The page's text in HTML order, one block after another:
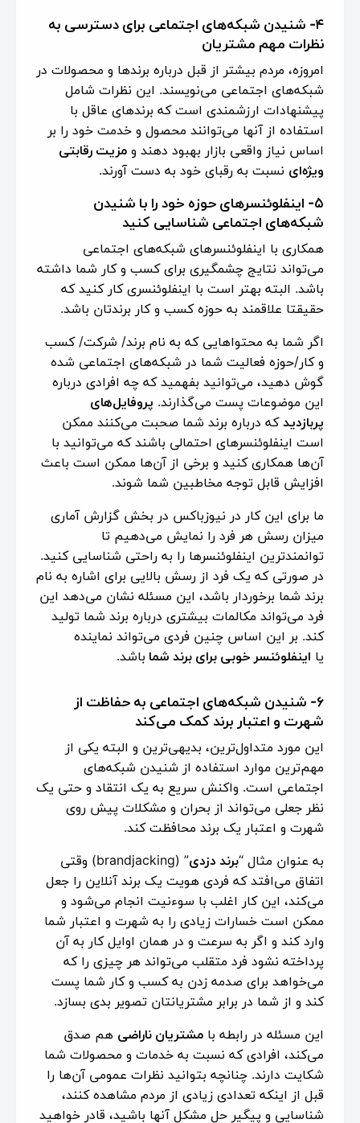
۴- شنیدن شبکه‌های اجتماعی برای دسترسی به
نظرات مهم مشتریان
امروزه، مردم بیشتر از قبل درباره برندها و محصولات در
شبکه‌های اجتماعی می‌نویسند. این نظرات شامل
پیشنهادات ارزشمندی است که برندهای عاقل با
استفاده از آنها می‌توانند محصول و خدمت خود را بر
اساس نیاز واقعی بازار بهبود دهند و مزیت رقابتی
ویژه‌ای نسبت به رقبای خود به دست آورند.
۵- اینفلوئنسرهای حوزه خود را با شنیدن
شبکه‌های اجتماعی شناسایی کنید
همکاری با اینفلوئنسرهای شبکه‌های اجتماعی
می‌تواند نتایج چشمگیری برای کسب و کار شما داشته
باشد. البته بهتر است با اینفلوئنسری کار کنید که
حقیقتا علاقمند به حوزه کسب و کار برندتان باشد.
اگر شما به محتواهایی که به نام برند/ شرکت/ کسب
و کار/حوزه فعالیت شما در شبکه‌های اجتماعی شده
گوش دهید، می‌توانید بفهمید که چه افرادی درباره
این موضوعات پست می‌گذارند. پروفایل‌های
پربازدید که درباره برند شما صحبت می‌کنند ممکن
است اینفلوئنسرهای احتمالی باشند که می‌توانید با
آن‌ها همکاری کنید و برخی از آن‌ها ممکن است باعث
افزایش قابل توجه مخاطبین شما شوند.
ما برای این کار در نیوزباکس در بخش گزارش آماری
میزان رسش هر فرد را نمایش می‌دهیم تا
توانمند‌ترین اینفلوئنسرها را به راحتی شناسایی کنید.
در صورتی که یک فرد از رسش بالایی برای اشاره به نام
برند شما برخوردار باشد، این مسئله نشان می‌دهد این
فرد می‌تواند مکالمات بیشتری درباره برند شما تولید
کند. بر این اساس چنین فردی می‌تواند نماینده
یا اینفلوئنسر خوبی برای برند شما باشد.
۶- شنیدن شبکه‌های اجتماعی به حفاظت از
شهرت و اعتبار برند کمک می‌کند
این مورد متداول‌ترین، بدیهی‌ترین و البته یکی از
مهم‌ترین موارد استفاده از شنیدن شبکه‌های
اجتماعی است. واکنش سریع به یک انتقاد و حتی یک
نظر جعلی می‌تواند از بحران و مشکلات پیش روی
شهرت و اعتبار یک برند محافظت کند.
به عنوان مثال “برند دزدی
” (brandjacking) وقتی
اتفاق می‌افتد که فردی هویت یک برند آنلاین را جعل
می‌کند، این کار اغلب با سوءنیت انجام می‌شود و
ممکن است خسارات زیادی را به شهرت و اعتبار شما
وارد کند و اگر به سرعت و در همان اوایل کار به آن
پرداخته نشود فرد متقلب می‌تواند هر چیزی را که
می‌خواهد برای صدمه زدن به کسب و کار شما پست
کند و از شما در برابر مشتریانتان تصویر بدی بسازد.
این مسئله در رابطه با مشتریان ناراضی هم صدق
می‌کند، افرادی که نسبت به خدمات و محصولات شما
شکایت دارند. چنانچه بتوانید نظرات عمومی آن‌ها را
قبل از اینکه تعدادی زیادی از مردم مشاهده کنند،
شناسایی و پیگیر حل مشکل آنها باشید، قادر خواهید